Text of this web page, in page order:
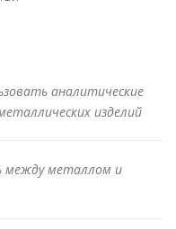
аналитические
изделий
между металлом и